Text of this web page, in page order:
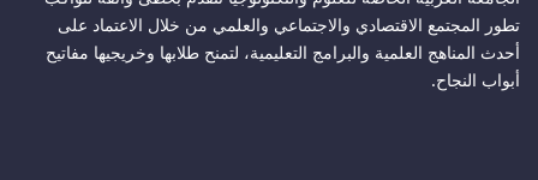
تطور المجتمع الاقتصادي والاجتماعي والعلمي من خلال الاعتماد على
أحدث المناهج العلمية والبرامج التعليمية، لتمنح طلابها وخريجيها مفاتيح
أبواب النجاح.